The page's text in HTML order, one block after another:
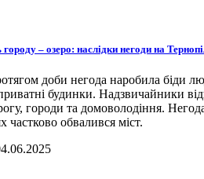
городу – озеро: наслідки негоди на
доби негода наробила біди
будинки. Надзвичайники
городи та домоволодіння.
частково обвалився міст.